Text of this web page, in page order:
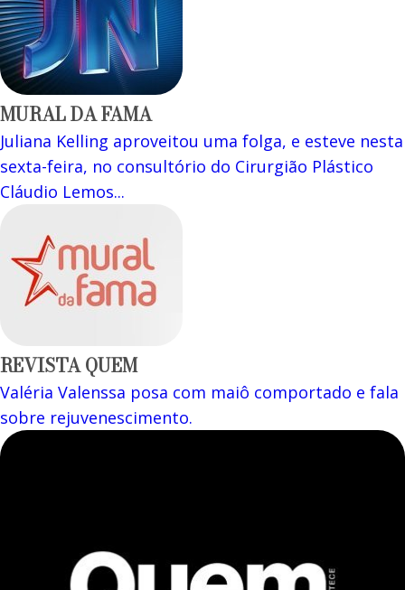
MURAL DA FAMA
Juliana Kelling aproveitou uma folga, e esteve nesta
sexta-feira, no consultório do Cirurgião Plástico
Cláudio Lemos...
REVISTA QUEM
Valéria Valenssa posa com maiô comportado e fala
sobre rejuvenescimento.